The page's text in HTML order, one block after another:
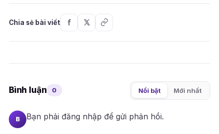
Chia sẻ bài viết
Bình luận 0 Nổi bật Mới nhất
B Bạn phải đăng nhập để gửi phản hồi.